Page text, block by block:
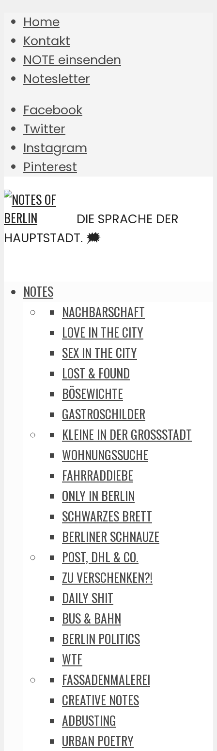
Home
Kontakt
NOTE einsenden
Notesletter
Facebook
Twitter
Instagram
Pinterest
DIE SPRACHE DER
HAUPTSTADT. 🗯️
NOTES
NACHBARSCHAFT
LOVE IN THE CITY
SEX IN THE CITY
LOST & FOUND
BÖSEWICHTE
GASTROSCHILDER
KLEINE IN DER GROSSSTADT
WOHNUNGSSUCHE
FAHRRADDIEBE
ONLY IN BERLIN
SCHWARZES BRETT
BERLINER SCHNAUZE
POST, DHL & CO.
ZU VERSCHENKEN?!
DAILY SHIT
BUS & BAHN
BERLIN POLITICS
WTF
FASSADENMALEREI
CREATIVE NOTES
ADBUSTING
URBAN POETRY